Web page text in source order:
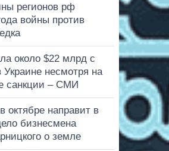
регионов рф
войны против
около $22 млрд с
несмотря на
санкции – СМИ
октябре направит в
бизнесмена
о земле